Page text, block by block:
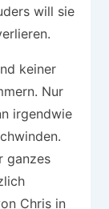
will sie
keiner
Nur
irgendwie
ganzes
Chris in